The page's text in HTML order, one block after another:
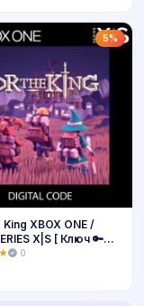
Купить 5%
XBOX ONE /
X|S [ Ключ 🔑
0